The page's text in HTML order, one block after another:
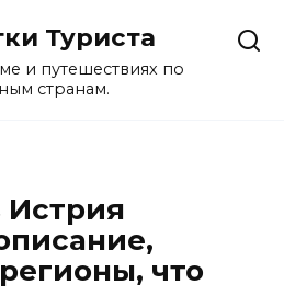
Туриста
и путешествиях по
странам.
Истрия
что